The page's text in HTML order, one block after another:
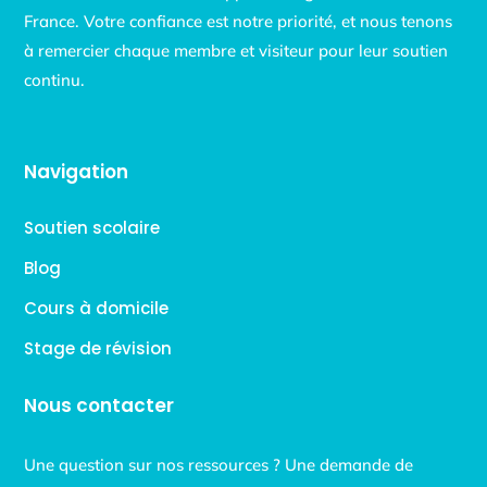
France. Votre confiance est notre priorité, et nous tenons
à remercier chaque membre et visiteur pour leur soutien
continu.
Navigation
Soutien scolaire
Blog
Cours à domicile
Stage de révision
Nous contacter
Une question sur nos ressources ? Une demande de